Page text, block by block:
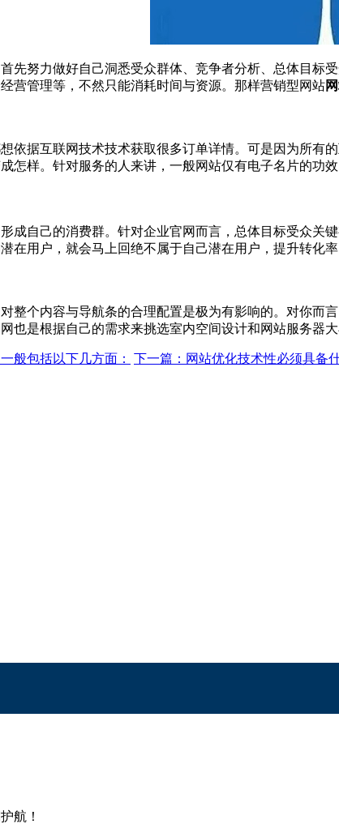
先努力做好自己洞悉受众群体、竞争者分析、总体目
营管理等，不然只能消耗时间与资源。那样营销型网站
依据互联网技术技术获取很多订单详情。可是因为所
怎样。针对服务的人来讲，一般网站仅有电子名片的
成自己的消费群。针对企业官网而言，总体目标受众
在用户，就会马上回绝不属于自己潜在用户，提升转化率
整个内容与导航条的合理配置是极为有影响的。对你
也是根据自己的需求来挑选室内空间设计和网站服务器
般包括以下几方面：
下一篇：网站优化技术性必须具备
航！